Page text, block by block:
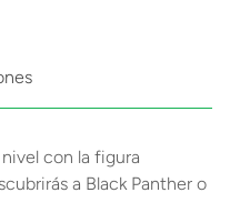
con la figura
a Black Panther o